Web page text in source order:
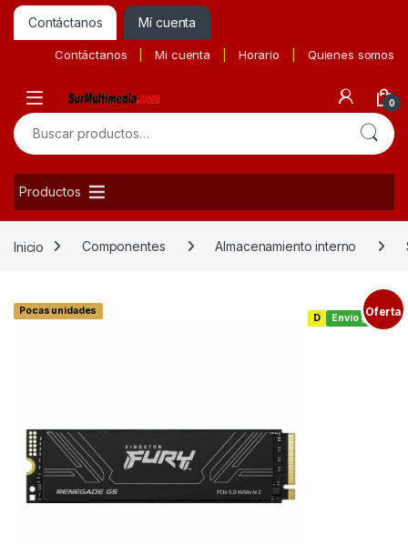
Contáctanos Mí cuenta
Contáctanos Mi cuenta Horario Quienes somos
0
Buscar por:
Productos
Inicio Componentes Almacenamiento interno
Envío gratis
D Oferta
Pocas unidades